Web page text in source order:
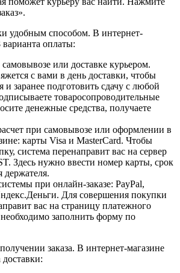
удобным способом. В интернет-
оплаты:
или доставке курьером.
с вами в день доставки, чтобы
и заранее подготовить сдачу с любой
товаросопроводительные
денежные средства, получаете
при самовывозе или оформлении в
карты Visa и MasterCard. Чтобы
система перенаправит вас на сервер
Здесь нужно ввести номер карты, срок
держателя.
при онлайн-заказе: PayPal,
Для совершения покупки
вас на страницу платежного
необходимо заполнить форму по
заказа. В интернет-магазине